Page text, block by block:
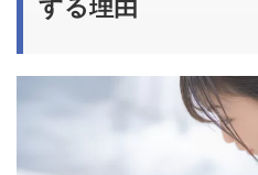
する理由